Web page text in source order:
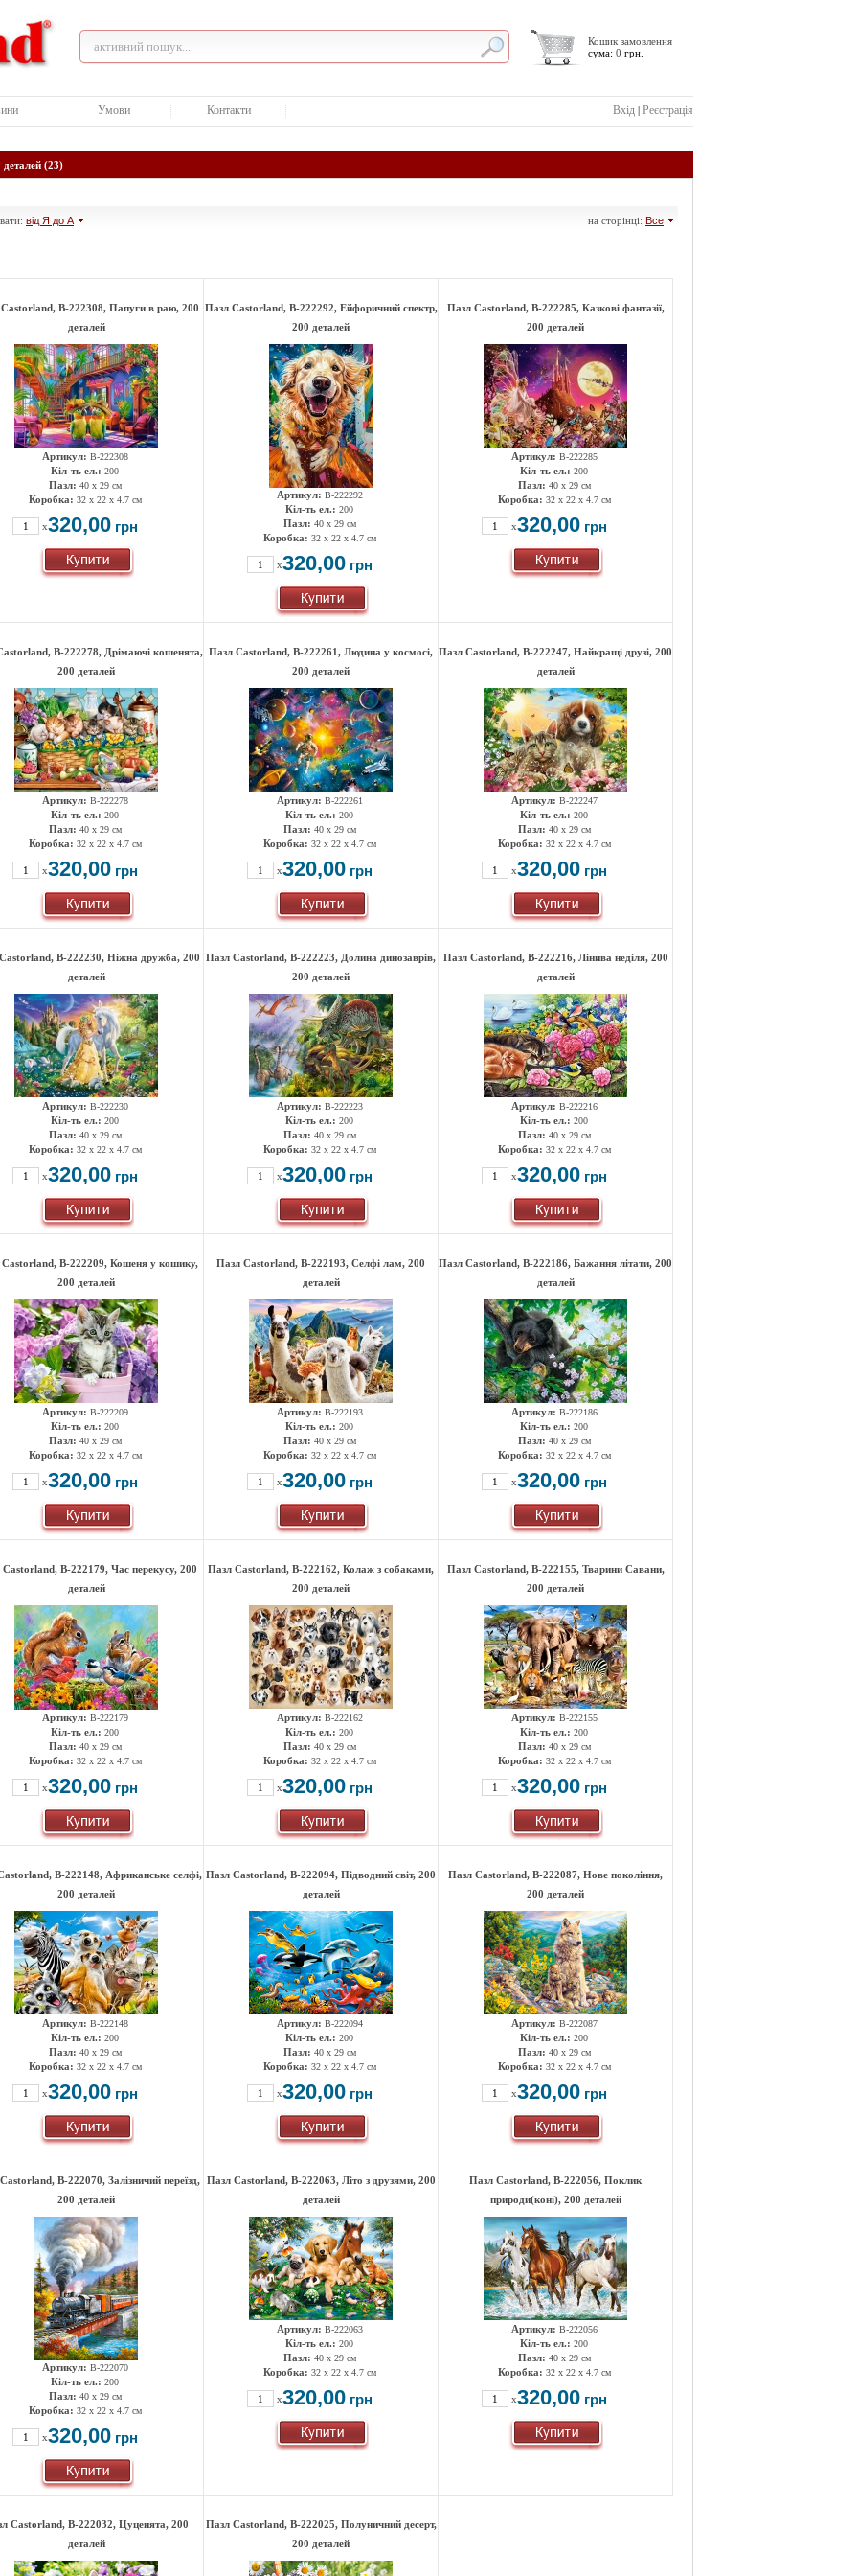
Кошик замовлення
сума: 0 грн.
Умови Контакти Вхід | Реєстрація
деталей (23)
від Я до А на сторінці: Все
B-222308, Папуги в раю, 200
деталей
Артикул: B-222308
Кіл-ть ел.: 200
Пазл: 40 x 29 см
Коробка: 32 x 22 x 4.7 см
x320,00 грн
Пазл Castorland, B-222292, Ейфоричний спектр,
200 деталей
Артикул: B-222292
Кіл-ть ел.: 200
Пазл: 40 x 29 см
Коробка: 32 x 22 x 4.7 см
x320,00 грн
Пазл Castorland, B-222285, Казкові фантазії,
200 деталей
Артикул: B-222285
Кіл-ть ел.: 200
Пазл: 40 x 29 см
Коробка: 32 x 22 x 4.7 см
x320,00 грн
B-222278, Дрімаючі кошенята,
200 деталей
Артикул: B-222278
Кіл-ть ел.: 200
Пазл: 40 x 29 см
Коробка: 32 x 22 x 4.7 см
x320,00 грн
Пазл Castorland, B-222261, Людина у космосі,
200 деталей
Артикул: B-222261
Кіл-ть ел.: 200
Пазл: 40 x 29 см
Коробка: 32 x 22 x 4.7 см
x320,00 грн
Пазл Castorland, B-222247, Найкращі друзі, 200
деталей
Артикул: B-222247
Кіл-ть ел.: 200
Пазл: 40 x 29 см
Коробка: 32 x 22 x 4.7 см
x320,00 грн
B-222230, Ніжна дружба, 200
деталей
Артикул: B-222230
Кіл-ть ел.: 200
Пазл: 40 x 29 см
Коробка: 32 x 22 x 4.7 см
x320,00 грн
Пазл Castorland, B-222223, Долина динозаврів,
200 деталей
Артикул: B-222223
Кіл-ть ел.: 200
Пазл: 40 x 29 см
Коробка: 32 x 22 x 4.7 см
x320,00 грн
Пазл Castorland, B-222216, Лінива неділя, 200
деталей
Артикул: B-222216
Кіл-ть ел.: 200
Пазл: 40 x 29 см
Коробка: 32 x 22 x 4.7 см
x320,00 грн
B-222209, Кошеня у кошику,
200 деталей
Артикул: B-222209
Кіл-ть ел.: 200
Пазл: 40 x 29 см
Коробка: 32 x 22 x 4.7 см
x320,00 грн
Пазл Castorland, B-222193, Селфі лам, 200
деталей
Артикул: B-222193
Кіл-ть ел.: 200
Пазл: 40 x 29 см
Коробка: 32 x 22 x 4.7 см
x320,00 грн
Пазл Castorland, B-222186, Бажання літати, 200
деталей
Артикул: B-222186
Кіл-ть ел.: 200
Пазл: 40 x 29 см
Коробка: 32 x 22 x 4.7 см
x320,00 грн
B-222179, Час перекусу, 200
деталей
Артикул: B-222179
Кіл-ть ел.: 200
Пазл: 40 x 29 см
Коробка: 32 x 22 x 4.7 см
x320,00 грн
Пазл Castorland, B-222162, Колаж з собаками,
200 деталей
Артикул: B-222162
Кіл-ть ел.: 200
Пазл: 40 x 29 см
Коробка: 32 x 22 x 4.7 см
x320,00 грн
Пазл Castorland, B-222155, Тварини Савани,
200 деталей
Артикул: B-222155
Кіл-ть ел.: 200
Пазл: 40 x 29 см
Коробка: 32 x 22 x 4.7 см
x320,00 грн
B-222148, Африканське селфі,
200 деталей
Артикул: B-222148
Кіл-ть ел.: 200
Пазл: 40 x 29 см
Коробка: 32 x 22 x 4.7 см
x320,00 грн
Пазл Castorland, B-222094, Підводний світ, 200
деталей
Артикул: B-222094
Кіл-ть ел.: 200
Пазл: 40 x 29 см
Коробка: 32 x 22 x 4.7 см
x320,00 грн
Пазл Castorland, B-222087, Нове покоління,
200 деталей
Артикул: B-222087
Кіл-ть ел.: 200
Пазл: 40 x 29 см
Коробка: 32 x 22 x 4.7 см
x320,00 грн
B-222070, Залізничий переїзд,
200 деталей
Артикул: B-222070
Кіл-ть ел.: 200
Пазл: 40 x 29 см
Коробка: 32 x 22 x 4.7 см
x320,00 грн
Пазл Castorland, B-222063, Літо з друзями, 200
деталей
Артикул: B-222063
Кіл-ть ел.: 200
Пазл: 40 x 29 см
Коробка: 32 x 22 x 4.7 см
x320,00 грн
Пазл Castorland, B-222056, Поклик
природи(коні), 200 деталей
Артикул: B-222056
Кіл-ть ел.: 200
Пазл: 40 x 29 см
Коробка: 32 x 22 x 4.7 см
x320,00 грн
Castorland, B-222032, Цуценята, 200
деталей
Пазл Castorland, B-222025, Полуничний десерт,
200 деталей